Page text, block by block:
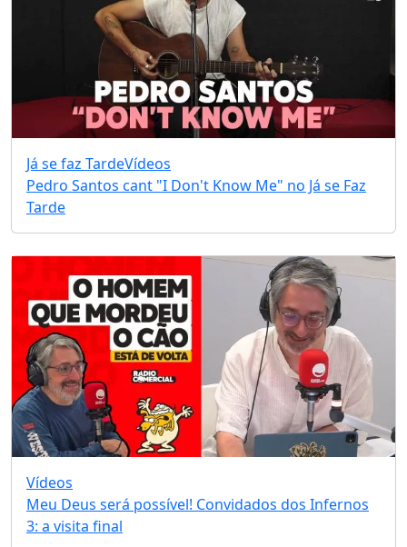
Já se faz TardeVídeos
Pedro Santos cant "I Don't Know Me" no Já se Faz
Tarde
Vídeos
Meu Deus será possível! Convidados dos Infernos
3: a visita final